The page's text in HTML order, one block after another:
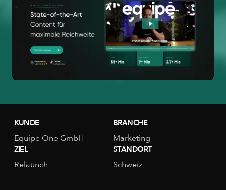
KUNDE
Equipe One GmbH
BRANCHE
Marketing
ZIEL
Relaunch
STANDORT
Schweiz